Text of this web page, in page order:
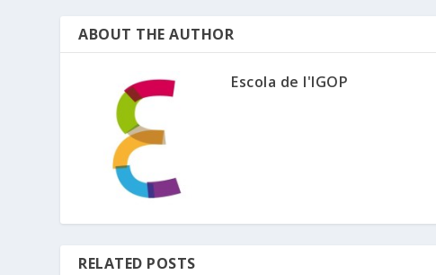
ABOUT THE AUTHOR
Escola de l'IGOP
RELATED POSTS